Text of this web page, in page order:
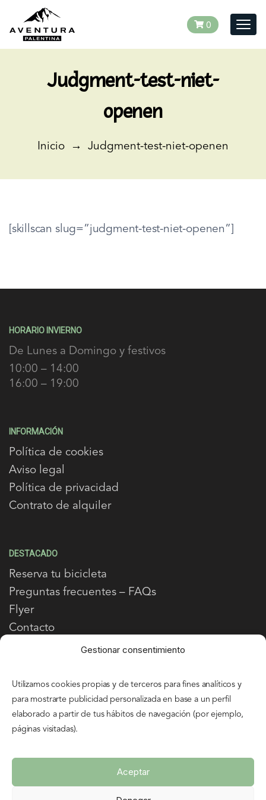
Gestionar consentimiento
Utilizamos cookies propias y de terceros para fines analíticos y
para mostrarte publicidad personalizada en base a un perfil
elaborado a partir de tus hábitos de navegación (por ejemplo,
páginas visitadas).
Aceptar
0
Judgment-test-niet-
openen
Inicio → Judgment-test-niet-openen
[skillscan slug=”judgment-test-niet-openen”]
HORARIO INVIERNO
De Lunes a Domingo y festivos
10:00 – 14:00
16:00 – 19:00
INFORMACIÓN
Política de cookies
Aviso legal
Política de privacidad
Contrato de alquiler
DESTACADO
Reserva tu bicicleta
Preguntas frecuentes – FAQs
Flyer
Contacto
Quiénes Somos
Misión
Visión